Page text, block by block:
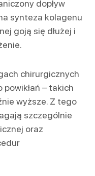
dopływ
synteza kolagenu
goją się dłużej i
chirurgicznych
powikłań – takich
wyższe. Z tego
szczególnie
oraz